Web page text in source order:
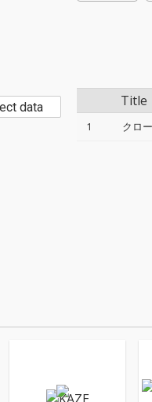
Title
1 クロ
data